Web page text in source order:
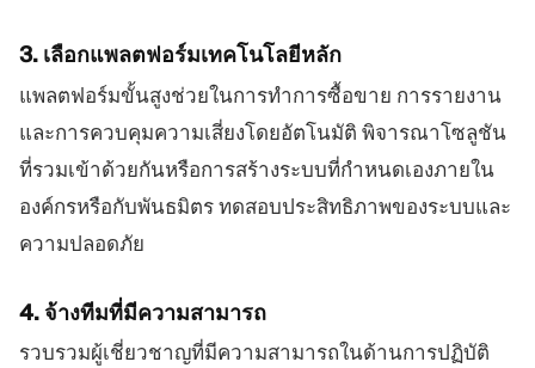
3. เลือกแพลตฟอร์มเทคโนโลยีหลัก
แพลตฟอร์มขั้นสูงช่วยในการทำการซื้อขาย การรายงาน
และการควบคุมความเสี่ยงโดยอัตโนมัติ พิจารณาโซลูชัน
ที่รวมเข้าด้วยกันหรือการสร้างระบบที่กำหนดเองภายใน
องค์กรหรือกับพันธมิตร ทดสอบประสิทธิภาพของระบบและ
ความปลอดภัย
4. จ้างทีมที่มีความสามารถ
รวบรวมผู้เชี่ยวชาญที่มีความสามารถในด้านการปฏิบัติ